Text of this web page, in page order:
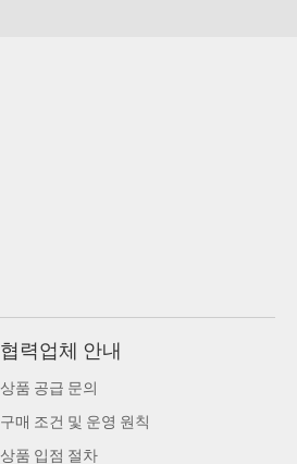
협력업체 안내
상품 공급 문의
구매 조건 및 운영 원칙
상품 입점 절차